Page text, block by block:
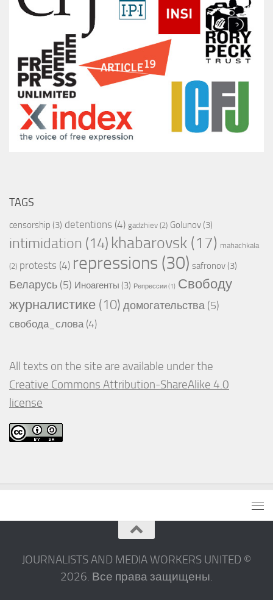
TAGS
censorship (3) detentions (4) gadzhiev(2) Golunov (3)
intimidation (14) khabarovsk (17) mahachkala
(2) protests (4) repressions (30) safronov (3)
Беларусь (5) Иноагенты (3) Репрессии(1) Свободу
журналистике (10) домогательства (5)
свобода_слова (4)
All texts on the site are available under the
Creative Commons Attribution-ShareAlike 4.0
license
JOURNALISTS AND MEDIA WORKERS UNITED ©
2026. Все права защищены.